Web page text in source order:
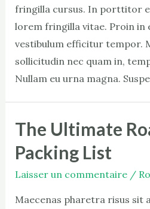
fringilla cursus. In porttitor
lorem fringilla vitae. Proin in
vestibulum efficitur tempor.
sollicitudin nec quam in,
Nullam eu urna magna.
The Ultimate
Packing List
Laisser un commentaire /
Maecenas pharetra risus sit